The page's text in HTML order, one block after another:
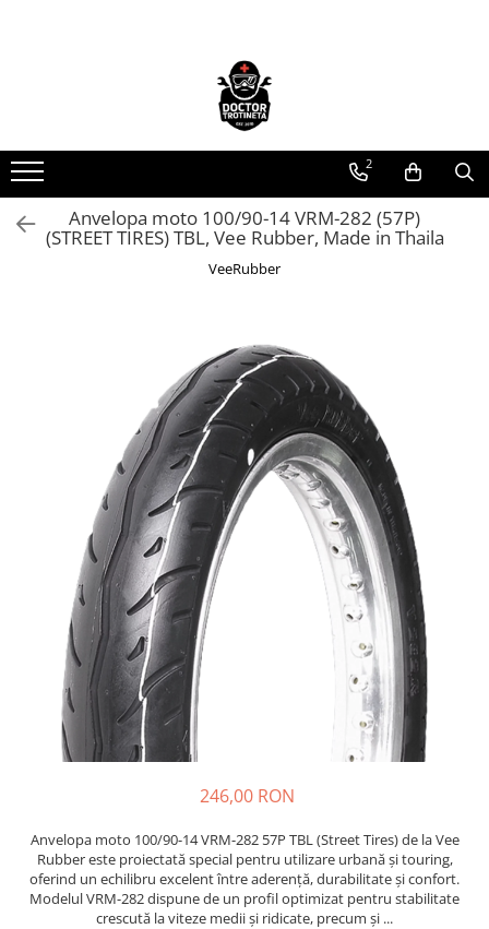
Toate produsele
Piese de schimb
https://www.doctortrotineta.ro/electrica
Acceleratie
Contact cu cheie
https://www.doctortrotineta.ro/frane
Discuri frana
Placute de frana
Manete de frana
https://www.doctortrotineta.ro/lumini
Stop trotineta
https://www.doctortrotineta.ro/cadru
Aparatori (aripi)
Suspensie
Cauciucuri
https://www.doctortrotineta.ro/camere-
2
Anvelopa moto 100/90-14 VRM-282 (57P)
(STREET TIRES) TBL, Vee Rubber, Made in Thaila
VeeRubber
246,00 RON
Anvelopa moto 100/90-14 VRM-282 57P TBL (Street Tires) de la Vee
Rubber este proiectată special pentru utilizare urbană și touring,
oferind un echilibru excelent între aderență, durabilitate și confort.
Modelul VRM-282 dispune de un profil optimizat pentru stabilitate
crescută la viteze medii și ridicate, precum și ...